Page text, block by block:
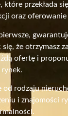
przekłada
oraz
że otrzymasz
ofertę i
od rodzaju
i znajomości